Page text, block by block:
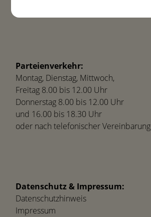
Parteienverkehr:
Montag, Dienstag, Mittwoch,
Freitag 8.00 bis 12.00 Uhr
Donnerstag 8.00 bis 12.00 Uhr
und 16.00 bis 18.30 Uhr
oder nach telefonischer Vereinbarung
Datenschutz & Impressum:
Datenschutzhinweis
Impressum